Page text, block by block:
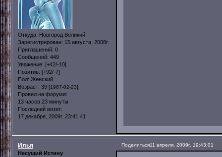
Откуда: Новгород Великий
Зарегистрирован: 15 августа, 2008г.
Приглашений: 0
Сообщений: 449
Уважение: [+42/-10]
Позитив: [+92/-7]
Пол: Женский
Возраст: 39 [1987-02-23]
Провел на форуме:
13 часов 23 минуты
Последний визит:
17 декабря, 2009г. 23:41:41
Поделиться11 апреля, 2009г. 19:43:01
Илья
Несущий Истину